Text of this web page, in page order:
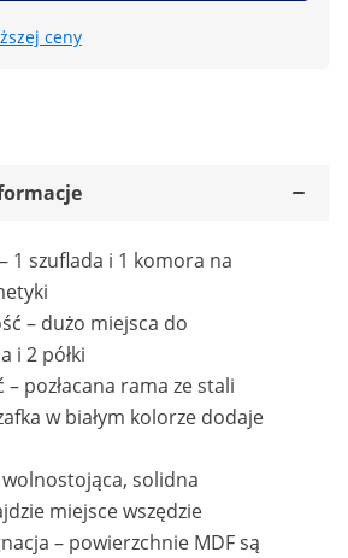
ceny
1 szuflada i 1 komora na
– dużo miejsca do
i 2 półki
pozłacana rama ze stali
w białym kolorze dodaje
solidna
miejsce wszędzie
– powierzchnie MDF są